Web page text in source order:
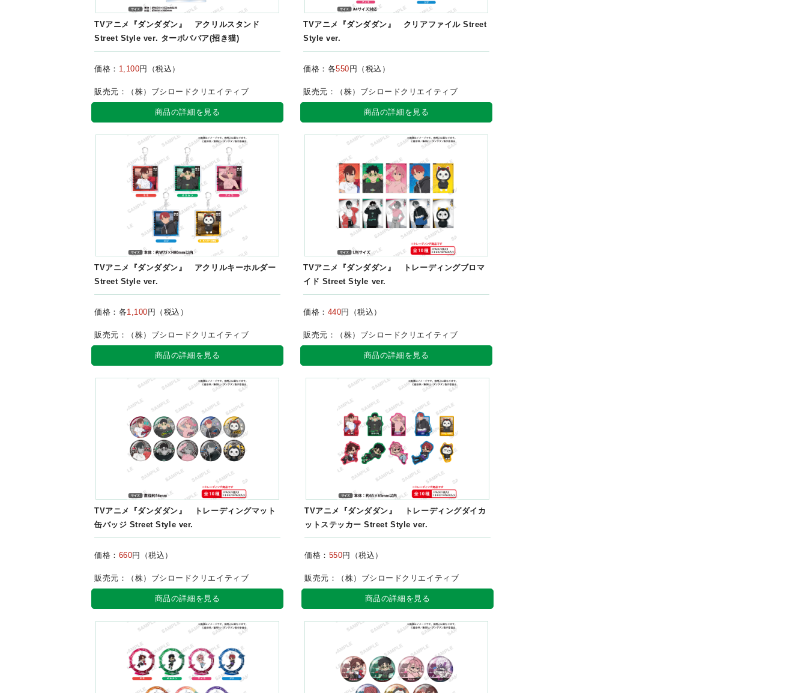
TVアニメ『ダンダダン』 アクリルスタンド
Street Style ver. ターボババア(招き猫)
価格： 1,100円（税込）
販売元：（株）ブシロードクリエイティブ
商品の詳細を見る
TVアニメ『ダンダダン』 クリアファイル Street
Style ver.
価格：各550円（税込）
販売元：（株）ブシロードクリエイティブ
商品の詳細を見る
TVアニメ『ダンダダン』 アクリルキーホルダー
Street Style ver.
価格：各1,100円（税込）
販売元：（株）ブシロードクリエイティブ
商品の詳細を見る
TVアニメ『ダンダダン』 トレーディングブロマ
イド Street Style ver.
価格： 440円（税込）
販売元：（株）ブシロードクリエイティブ
商品の詳細を見る
TVアニメ『ダンダダン』 トレーディングマット
缶バッジ Street Style ver.
価格： 660円（税込）
販売元：（株）ブシロードクリエイティブ
商品の詳細を見る
TVアニメ『ダンダダン』 トレーディングダイカ
ットステッカー Street Style ver.
価格： 550円（税込）
販売元：（株）ブシロードクリエイティブ
商品の詳細を見る